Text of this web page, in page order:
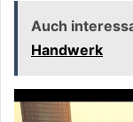
Auch
Handwerk